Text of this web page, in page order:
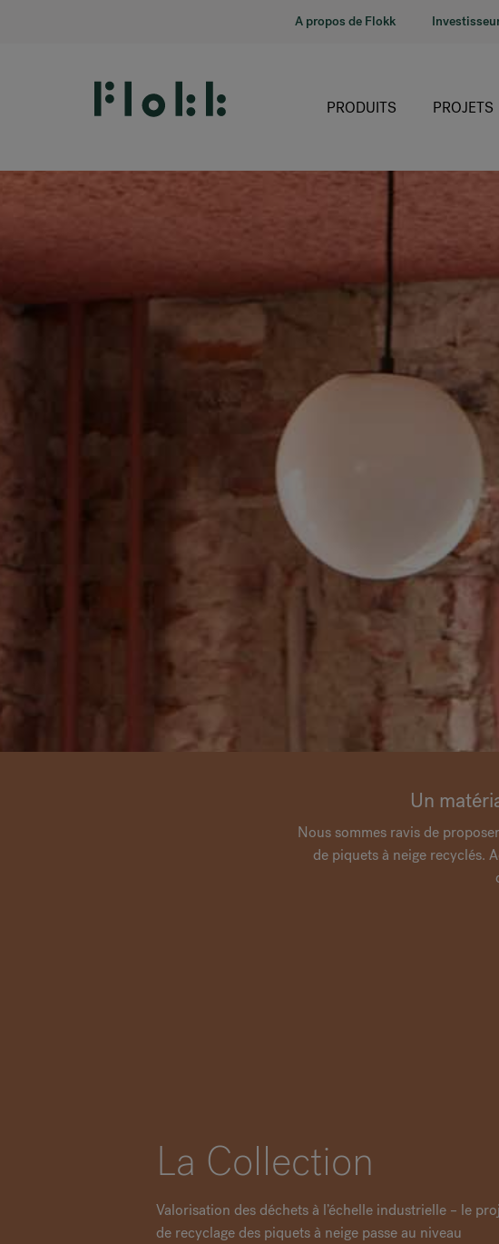
A propos de Flokk
PRODUITS PROJETS
Un
Nous sommes ravis de
de piquets à neige recyclés.
La Collection
Valorisation des déchets à l’échelle industrielle – le
de recyclage des piquets à neige passe au niveau